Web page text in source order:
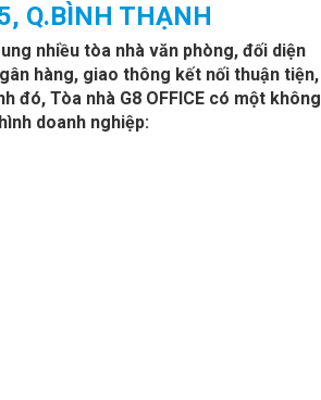
Q.BÌNH THẠNH
nhiều tòa nhà văn phòng, đối diện
hàng, giao thông kết nối thuận tiện,
đó, Tòa nhà G8 OFFICE có một không
doanh nghiệp: